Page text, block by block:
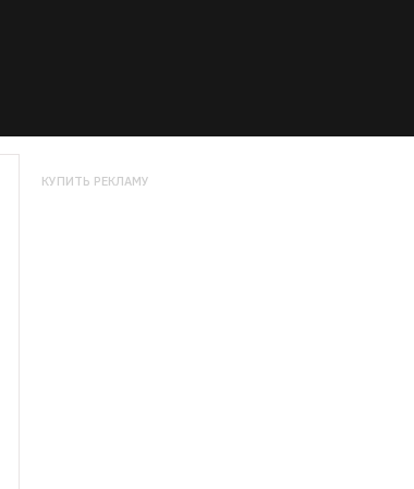
КУПИТЬ РЕКЛАМУ